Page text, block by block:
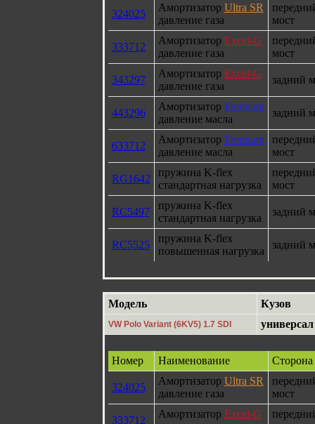
324025
Амортизатор Ultra SR
давление газа
мост
333712
Амортизатор Excel-G
давление газа
мост
343297
Амортизатор Excel-G
давление газа
задний
443296
Амортизатор Premium
давление масла
задний
633712
Амортизатор Premium
давление масла
мост
RG1642
пружина K-flex
стандартная нагрузка
мост
RC5497
пружина K-flex
стандартная нагрузка
задний
RC5525
пружина K-flex
повышенная нагрузка
задний
Модель Кузов
VW Polo Variant (6KV5) 1.7 SDI универсал
Номер Наименование Сторона
324025
Амортизатор Ultra SR
давление газа
мост
333712
Амортизатор Excel-G